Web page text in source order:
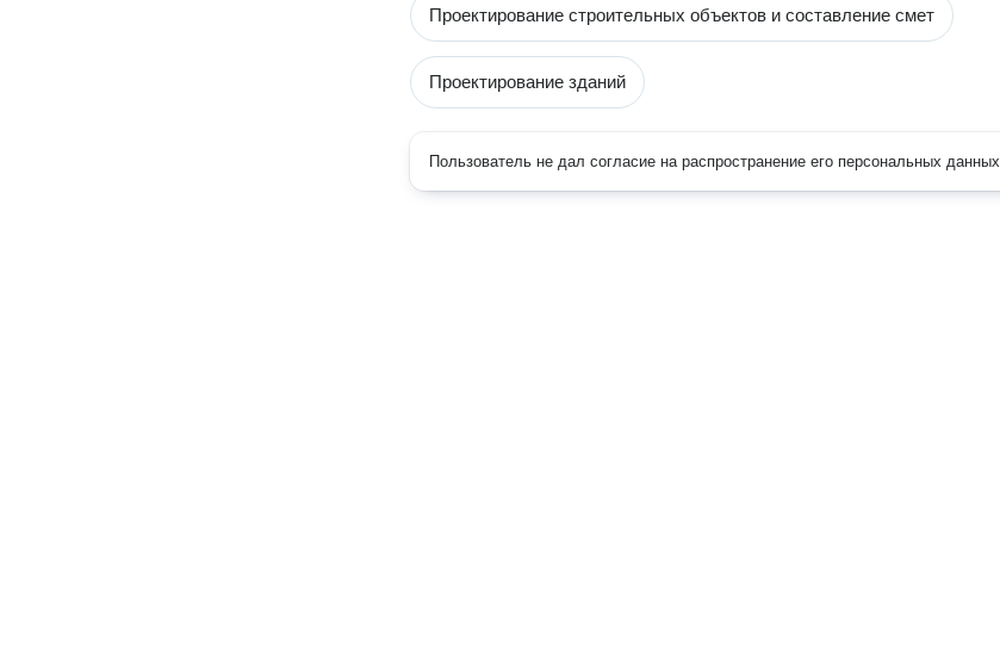
Проектирование строительных объектов и составление смет
Проектирование зданий
Пользователь не дал согласие на распространение его персональных данных